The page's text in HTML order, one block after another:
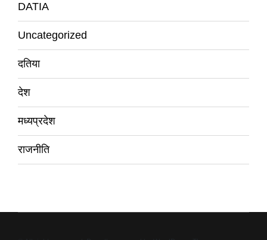
DATIA
Uncategorized
दतिया
देश
मध्यप्रदेश
राजनीति